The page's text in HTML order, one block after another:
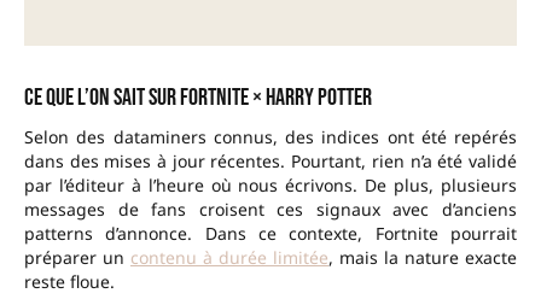
Ce que l’on sait sur Fortnite × Harry Potter
Selon des dataminers connus, des indices ont été repérés
dans des mises à jour récentes. Pourtant, rien n’a été validé
par l’éditeur à l’heure où nous écrivons. De plus, plusieurs
messages de fans croisent ces signaux avec d’anciens
patterns d’annonce. Dans ce contexte, Fortnite pourrait
préparer un contenu à durée limitée, mais la nature exacte
reste floue.